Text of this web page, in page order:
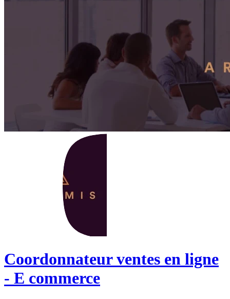
Coordonnateur ventes en ligne
- E commerce